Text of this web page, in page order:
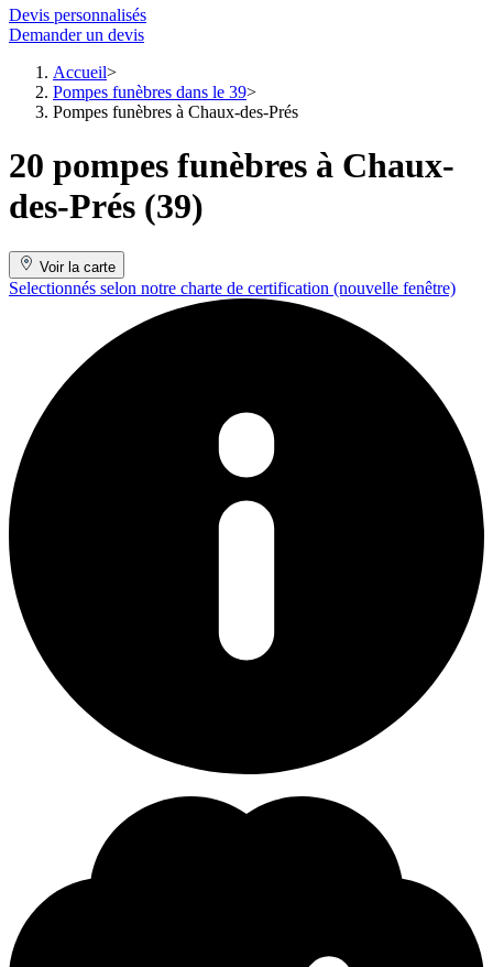
Devis personnalisés
Demander un devis
Accueil
Pompes funèbres dans le 39
Pompes funèbres à Chaux-des-Prés
20 pompes funèbres à Chaux-
des-Prés (39)
Voir la carte
Selectionnés selon notre charte de certification (nouvelle fenêtre)